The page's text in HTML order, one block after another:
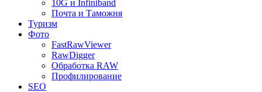
10G и Infiniband
Почта и Таможня
Туризм
Фото
FastRawViewer
RawDigger
Обработка RAW
Профилирование
SEO